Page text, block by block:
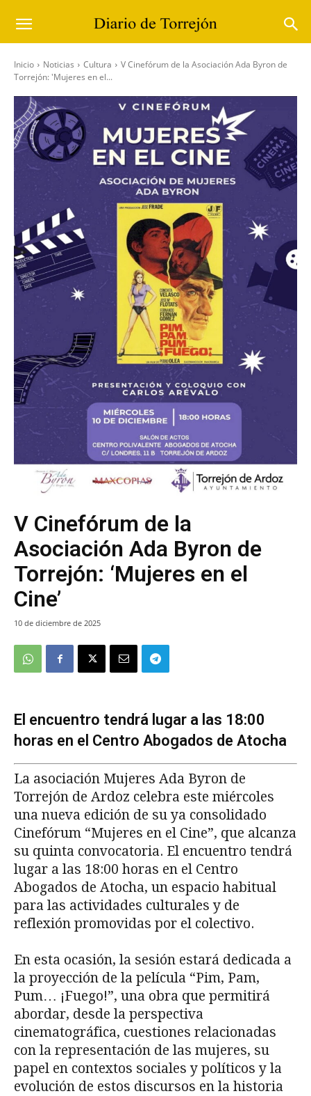
Inicio Noticias Cultura
V Cinefórum de la Asociación Ada Byron de
Torrejón: 'Mujeres en el...
V Cinefórum de la
Asociación Ada Byron de
Torrejón: ‘Mujeres en el
Cine’
10 de diciembre de 2025
El encuentro tendrá lugar a las 18:00
horas en el Centro Abogados de Atocha
La asociación Mujeres Ada Byron de
Torrejón de Ardoz celebra este miércoles
una nueva edición de su ya consolidado
Cinefórum “Mujeres en el Cine”, que alcanza
su quinta convocatoria. El encuentro tendrá
lugar a las 18:00 horas en el Centro
Abogados de Atocha, un espacio habitual
para las actividades culturales y de
reflexión promovidas por el colectivo.
En esta ocasión, la sesión estará dedicada a
la proyección de la película “Pim, Pam,
Pum… ¡Fuego!”, una obra que permitirá
abordar, desde la perspectiva
cinematográfica, cuestiones relacionadas
con la representación de las mujeres, su
papel en contextos sociales y políticos y la
evolución de estos discursos en la historia